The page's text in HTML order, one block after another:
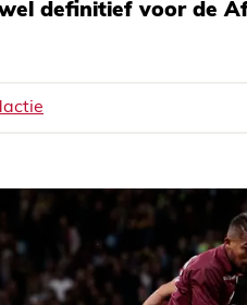
definitief voor de